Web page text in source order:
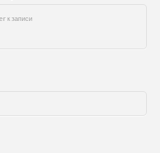
к записи